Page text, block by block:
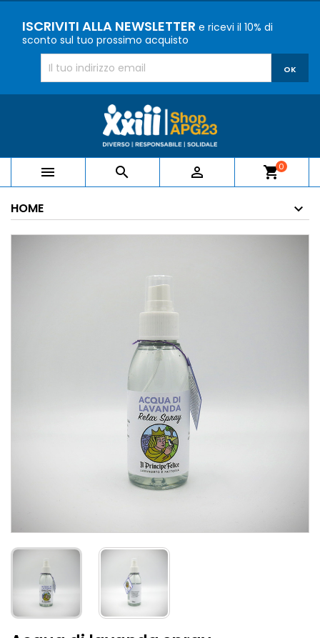
ISCRIVITI ALLA NEWSLETTER e ricevi il 10% di
sconto sul tuo prossimo acquisto
   shopping_cart0
HOME